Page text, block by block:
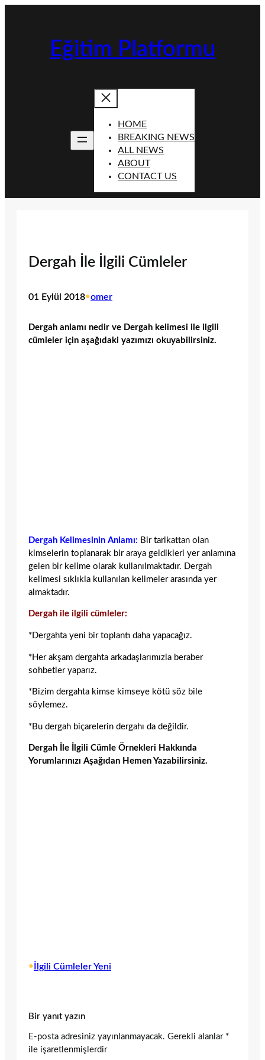
Eğitim Platformu
HOME
BREAKING NEWS
ALL NEWS
ABOUT
CONTACT US
Dergah İle İlgili Cümleler
01 Eylül 2018•omer
Dergah anlamı nedir ve Dergah kelimesi ile ilgili
cümleler için aşağıdaki yazımızı okuyabilirsiniz.
Dergah Kelimesinin Anlamı: Bir tarikattan olan
kimselerin toplanarak bir araya geldikleri yer anlamına
gelen bir kelime olarak kullanılmaktadır. Dergah
kelimesi sıklıkla kullanılan kelimeler arasında yer
almaktadır.
Dergah ile ilgili cümleler:
*Dergahta yeni bir toplantı daha yapacağız.
*Her akşam dergahta arkadaşlarımızla beraber
sohbetler yaparız.
*Bizim dergahta kimse kimseye kötü söz bile
söylemez.
*Bu dergah biçarelerin dergahı da değildir.
Dergah İle İlgili Cümle Örnekleri Hakkında
Yorumlarınızı Aşağıdan Hemen Yazabilirsiniz.
• İlgili Cümleler Yeni
Bir yanıt yazın
E-posta adresiniz yayınlanmayacak. Gerekli alanlar *
ile işaretlenmişlerdir